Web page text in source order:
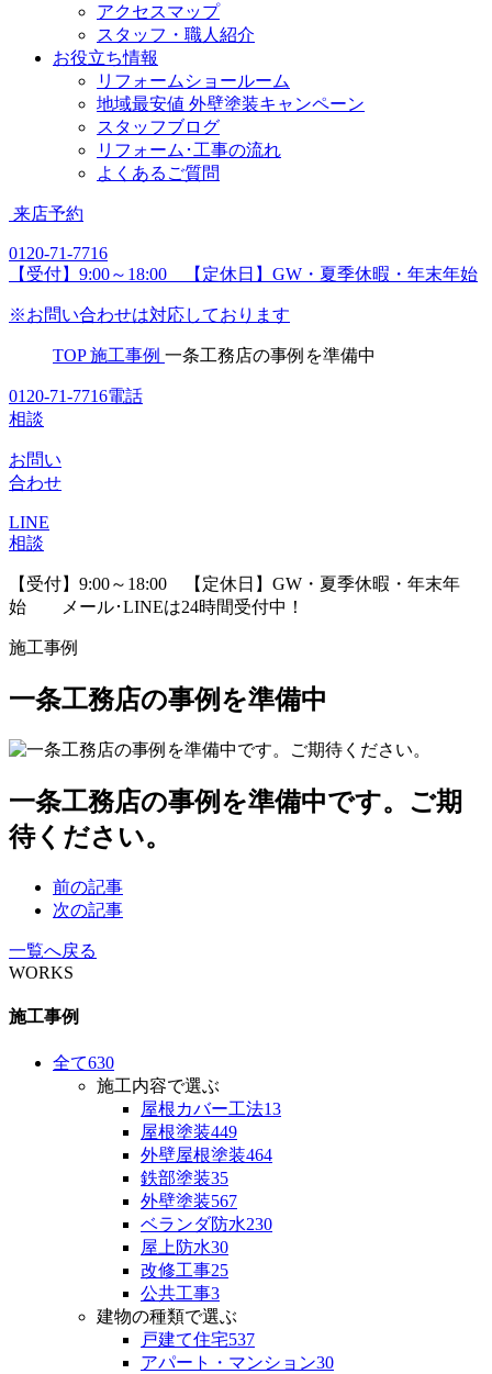
アクセスマップ
スタッフ・職人紹介
お役立ち情報
リフォームショールーム
地域最安値 外壁塗装キャンペーン
スタッフブログ
リフォーム･工事の流れ
よくあるご質問
来店予約
0120-71-7716
【受付】9:00～18:00 【定休日】GW・夏季休暇・年末年始
※お問い合わせは対応しております
TOP 施工事例 一条工務店の事例を準備中
0120-71-7716電話
相談
お問い
合わせ
LINE
相談
【受付】9:00～18:00 【定休日】GW・夏季休暇・年末年
始 メール･LINEは24時間受付中！
施工事例
一条工務店の事例を準備中
一条工務店の事例を準備中です。ご期
待ください。
前の記事
次の記事
一覧へ戻る
WORKS
施工事例
全て630
施工内容で選ぶ
屋根カバー工法13
屋根塗装449
外壁屋根塗装464
鉄部塗装35
外壁塗装567
ベランダ防水230
屋上防水30
改修工事25
公共工事3
建物の種類で選ぶ
戸建て住宅537
アパート・マンション30